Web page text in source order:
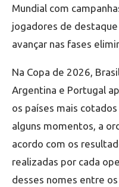
Mundial com
jogadores de
avançar nas fases
Na Copa de 2026,
Argentina e Portugal
os países mais
alguns momentos, a
acordo com os
realizadas por cada
desses nomes entre